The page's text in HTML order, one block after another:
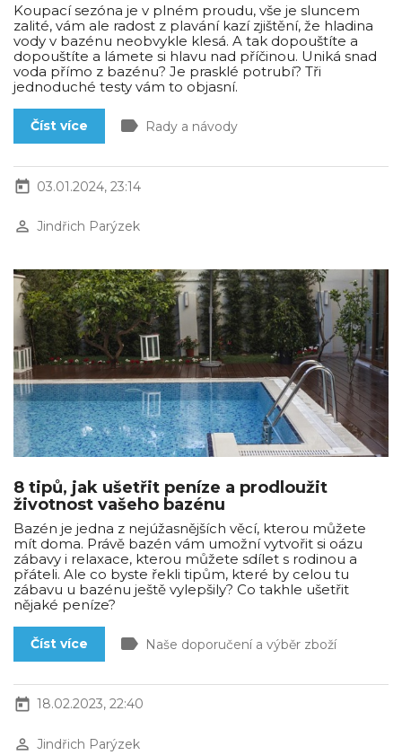
Koupací sezóna je v plném proudu, vše je sluncem
zalité, vám ale radost z plavání kazí zjištění, že hladina
vody v bazénu neobvykle klesá. A tak dopouštíte a
dopouštíte a lámete si hlavu nad příčinou. Uniká snad
voda přímo z bazénu? Je prasklé potrubí? Tři
jednoduché testy vám to objasní.
Číst více label Rady a návody
today 03.01.2024, 23:14
perm_identity Jindřich Parýzek
8 tipů, jak ušetřit peníze a prodloužit
životnost vašeho bazénu
Bazén je jedna z nejúžasnějších věcí, kterou můžete
mít doma. Právě bazén vám umožní vytvořit si oázu
zábavy i relaxace, kterou můžete sdílet s rodinou a
přáteli. Ale co byste řekli tipům, které by celou tu
zábavu u bazénu ještě vylepšily? Co takhle ušetřit
nějaké peníze?
Číst více label Naše doporučení a výběr zboží
today 18.02.2023, 22:40
perm_identity Jindřich Parýzek